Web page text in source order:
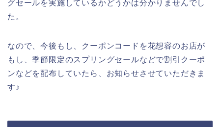
グセールを実施しているかどうかは分かりませんでし
た。
なので、今後もし、クーポンコードを花想容のお店が
もし、季節限定のスプリングセールなどで割引クーポ
ンなどを配布していたら、お知らせさせていただきま
す♪